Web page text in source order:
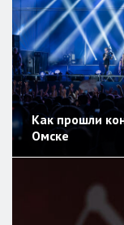
Как прошли
Омске